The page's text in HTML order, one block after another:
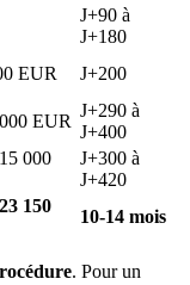
J+90 à
J+180
EUR
J+200
EUR
J+290 à
J+400
000
J+300 à
J+420
150
10-14 mois
. Pour un